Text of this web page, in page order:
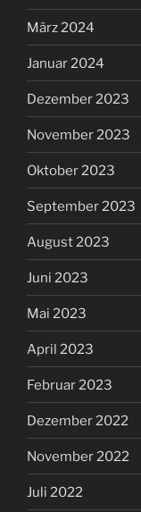
März 2024
Januar 2024
Dezember 2023
November 2023
Oktober 2023
September 2023
August 2023
Juni 2023
Mai 2023
April 2023
Februar 2023
Dezember 2022
November 2022
Juli 2022